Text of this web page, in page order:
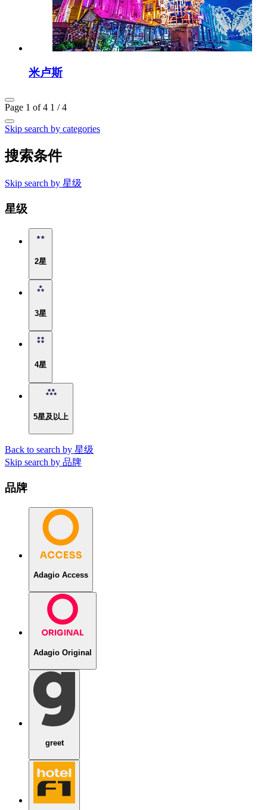
米卢斯
Page 1 of 4 1 / 4
Skip search by categories
搜索条件
Skip search by 星级
星级
2星
3星
4星
5星及以上
Back to search by 星级
Skip search by 品牌
品牌
Adagio Access
Adagio Original
greet